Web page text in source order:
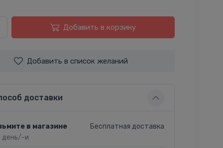
Добавить в корзину
Добавить в список желаний
доставки
в магазине
день/-и
Бесплатная доставка